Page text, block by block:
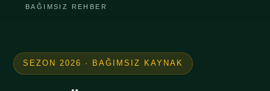
BAĞIMSIZ REHBER
SEZON 2026 · BAĞIMSIZ KAYNAK